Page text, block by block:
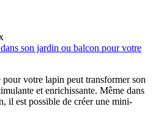
son jardin ou balcon pour votre
votre lapin peut transformer son
et enrichissante. Même dans
il est possible de créer une mini-